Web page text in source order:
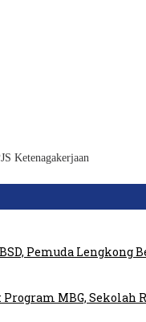
Pemuda Lengkong
MBG, Sekolah